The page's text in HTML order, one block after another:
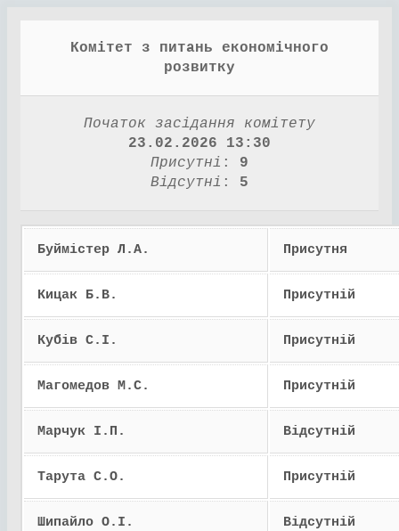
Комітет з питань економічного
розвитку
Початок засідання комітету
23.02.2026 13:30
Присутні :
9
Відсутні : 5
Буймістер Л.А. Присутня
Кицак Б.В. Присутній
Кубів С.І. Присутній
Магомедов М.С. Присутній
Марчук І.П. Відсутній
Тарута С.О. Присутній
Шипайло О.І. Відсутній